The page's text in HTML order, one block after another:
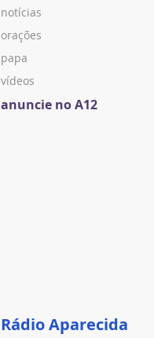
notícias
orações
papa
vídeos
anuncie no A12
Rádio Aparecida